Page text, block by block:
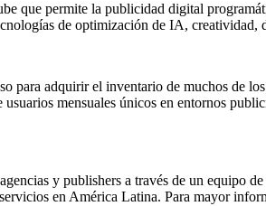
que permite la publicidad digital
de optimización de IA, creatividad,
para adquirir el inventario de muchos de
mensuales únicos en entornos
y publishers a través de un equipo
en América Latina. Para mayor